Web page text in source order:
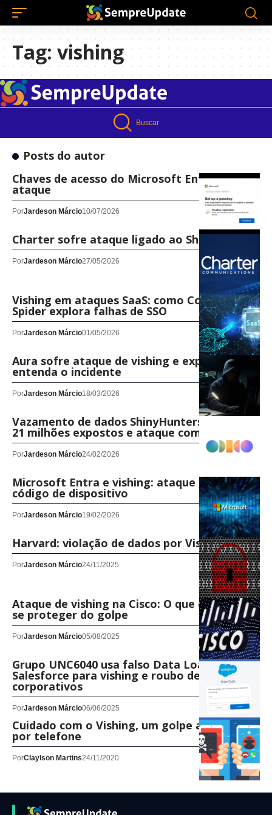
Tag: vishing
Buscar
Posts do autor
Chaves de acesso do Microsoft Entra sob
ataque
PorJardeson Márcio10/07/2026
Charter sofre ataque ligado ao ShinyHunters
PorJardeson Márcio27/05/2026
Vishing em ataques SaaS: como Cordial
Spider explora falhas de SSO
PorJardeson Márcio01/05/2026
Aura sofre ataque de vishing e expõe dados,
entenda o incidente
PorJardeson Márcio18/03/2026
Vazamento de dados ShinyHunters na Odido:
21 milhões expostos e ataque com Vishing
PorJardeson Márcio24/02/2026
Microsoft Entra e vishing: ataque com
código de dispositivo
PorJardeson Márcio19/02/2026
Harvard: violação de dados por Vishing
PorJardeson Márcio24/11/2025
Ataque de vishing na Cisco: O que é e como
se proteger do golpe
PorJardeson Márcio05/08/2025
Grupo UNC6040 usa falso Data Loader da
Salesforce para vishing e roubo de dados
corporativos
PorJardeson Márcio06/06/2025
Cuidado com o Vishing, um golpe aplicado
por telefone
PorClaylson Martins24/11/2020